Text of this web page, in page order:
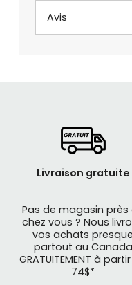
Avis
Livraison gratuite
Pas de magasin près
chez vous ? Nous
vos achats presque
partout au Canada
GRATUITEMENT à
74$*